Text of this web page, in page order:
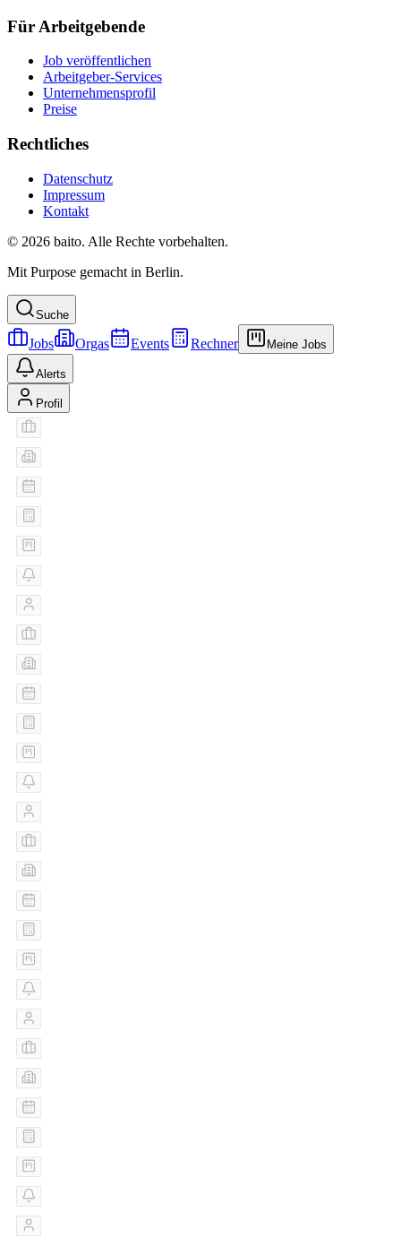
Für Arbeitgebende
Job veröffentlichen
Arbeitgeber-Services
Unternehmensprofil
Preise
Rechtliches
Datenschutz
Impressum
Kontakt
© 2026 baito. Alle Rechte vorbehalten.
Mit Purpose gemacht in Berlin.
Suche
Jobs Orgas Events Rechner Meine Jobs
Alerts
Profil